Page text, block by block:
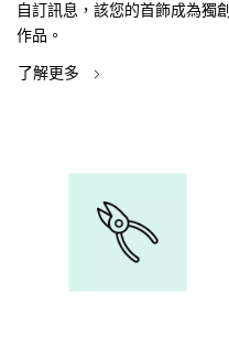
自訂訊息，該您的首飾成為獨創
作品。
了解更多